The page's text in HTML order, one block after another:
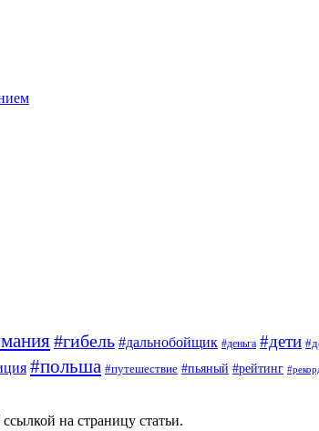
#гибель #дальнобойщик #деньга #дети
#польша #путешествие #пьяный #рейтинг
на страницу статьи.